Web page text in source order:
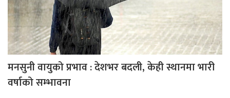
मनसुनी वायुको प्रभाव : देशभर बदली, केही स्थानमा भारी
वर्षाको सम्भावना